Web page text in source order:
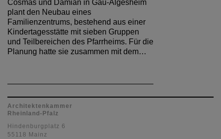
Cosmas und Damian in Gau-Algesheim
plant den Neubau eines
Familienzentrums, bestehend aus einer
Kindertagesstätte mit sieben Gruppen
und Teilbereichen des Pfarrheims. Für die
Planung hatte sie zusammen mit dem…
Architektenkammer
Rheinland-Pfalz
Hindenburgplatz 6
55118 Mainz